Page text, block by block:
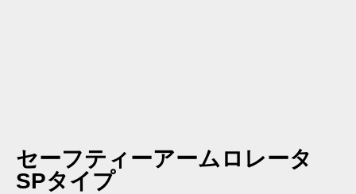
セーフティーアームロレータ
SPタイプ